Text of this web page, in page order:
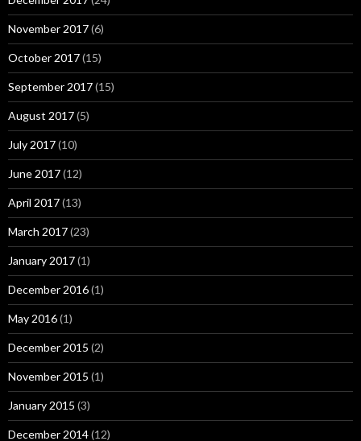
November 2017(6)
October 2017(15)
September 2017(15)
August 2017(5)
July 2017(10)
June 2017(12)
April 2017(13)
March 2017(23)
January 2017(1)
December 2016(1)
May 2016(1)
December 2015 (2)
November 2015 (1)
January 2015 (3)
December 2014(12)